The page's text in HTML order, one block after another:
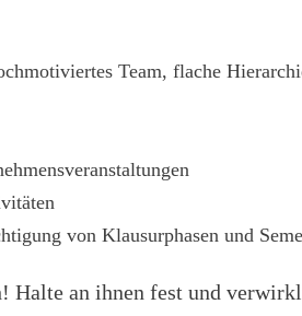
Team, flache
von Klausurphasen und
Halte an ihnen fest und